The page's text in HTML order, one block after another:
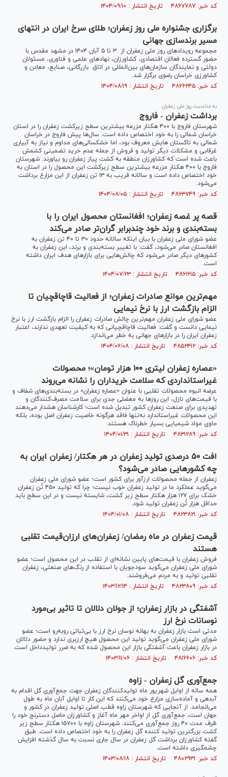
کد خبر: ۴۸۶۷۷۸۷ تاریخ انتشار : ۱۴۰۴/۰۹/۱۰
برگزاری جشنواره ملی روز زعفران؛ طلای سرخ ایران در انتهای
مسیر برند‌سازی جهانی
مجموعه رویداد‌های روز ملی زعفران از ۳ تا ۵ آبان ۱۴۰۴ در مشهد مقدس با
حضور گسترده فعالان اقتصادی، کشاورزان، نهاد‌های علمی و فناوری، مسئولان
دولتی و نمایندگان سازمان‌های بین‌المللی در اتاق بازرگانی، صنایع، معادن و
کشاورزی خراسان رضوی برگزار شد.
کد خبر: ۴۸۶۶۲۴۵ تاریخ انتشار : ۱۴۰۴/۰۸/۱۹
به مناسبت روز ملی زعفران
برداشت زعفران - فاروج
شهرستان فاروج با ۴۰۰ هکتار مزرعه بیشترین سطح زیرکشت زعفران را در استان
خراسان شمالی را به خود اختصاص داده است. سال‌ها پیش فاروج در خراسان
شمالی به تاکستان هایش معروف بود، اما خشکسالی‌های مداوم و نیاز به آبیاری
غرقابی و مشکلات دیگر تولید و فروش از جمله عدم خرید تضمینی کشمش
باعث شده است که کشاورزان منطقه به کشت پیاز زعفران رو بیاورند. شهرستان
فاروج با ۴۰۰ هکتار مزرعه بیشترین سطح زیرکشت این محصول را در استان به
خود اختصاص داده است و سالانه قریب به ۱۳ تن زعفران از این مزارع برداشت
می‌شود.
کد خبر: ۴۸۶۳۷۴۹ تاریخ انتشار : ۱۴۰۴/۰۸/۰۵
قصه پر غصه زعفران؛ افغانستان محصول ایران را با
بسته‌بندی و برند خود چندبرابر گران‌تر صادر می‌کند
عضو شورای ملی زعفران با بیان اینکه سالانه حدود ۳۰ تا ۴۰ تن زعفران به
افغانستان صادر می‌شود، گفت: با تغییر بسته‌بندی و برند، این زعفران به
کشور‌های دیگر صادر می‌شود که چالش‌هایی برای بازار‌های هدف ایران داشته
است.
کد خبر: ۴۸۶۱۶۱۵ تاریخ انتشار : ۱۴۰۴/۰۷/۲۳
مهم‌ترین موانع صادرات زعفران؛ از فعالیت قاچاقچیان تا
الزام بازگشت ارز با نرخ نیمایی
عضو شورای ملی زعفران مهم‌ترین چالش صادرات زعفران را الزام بازگشت ارز با نرخ
نیمایی دانست و گفت: فعالیت قاچاقچیانی که به کیفیت تعهدی ندارند، اعتبار
زعفران ایران را در بازارهای جهانی به خطر می‌اندازد.
کد خبر: ۴۸۵۲۴۱۲ تاریخ انتشار : ۱۴۰۴/۰۶/۰۸
«عصاره زعفران لیتری ۱۰۰ هزار تومان»؛ محصولات
غیراستانداردی که سلامت خریداران را نشانه می‌روند
عرضه انبوه محصولات تقلبی با عنوان «عصاره زعفران» در بسته‌بندی‌های شفاف و
با قیمت‌های نازل، این روز‌ها به معضلی جدی برای سلامت مصرف‌کنندگان و
تهدیدی برای صنعت زعفران کشور تبدیل شده است؛ کارشناسان هشدار می‌دهند
این محصولات غیراستاندارد نه‌تنها فاقد هرگونه خاصیت زعفران اصل بوده، بلکه
حاوی مواد شیمیایی بسیار خطرناک هستند.
کد خبر: ۴۸۳۱۲۸۹ تاریخ انتشار : ۱۴۰۴/۰۱/۳۱
افت ۵۰ درصدی تولید زعفران در هر هکتار/ زعفران ایران به
چه کشور‌هایی صادر می‌شود؟
زعفران از جمله محصولات ارزآور برای کشور است؛ عضو شورای ملی زعفران
می‌گوید عملکرد ما در تولید زعفران خوب نیست؛ چرا که تولید ۴۵۰ تُن زعفران
خشک برای ۱۲۷ هزار هکتار سطح زیر کشت، شایسته نیست و در این سطح باید
حداقل هزار تُن زعفران تولید شود.
کد خبر: ۴۸۲۳۸۲۱ تاریخ انتشار : ۱۴۰۴/۰۱/۰۸
قیمت زعفران در ماه رمضان/ زعفران‌های ارزان‌قیمت تقلبی
هستند
فروش زعفران با قیمت‌های پایین نشانه‌ای از تقلب در این محصول است؛ عضو
شورای ملی زعفران می‌گوید سودجویان با استفاده از رنگ‌های صنعتی، زعفران
تقلبی تولید و به مردم می‌فروشند.
کد خبر: ۴۸۲۳۸۰۹ تاریخ انتشار : ۱۴۰۳/۱۲/۱۴
آشفتگی در بازار زعفران؛ از جولان دلالان تا تاثیر بی‌مورد
نوسانات نرخ ارز
مدتی است بازار زعفران به بهانه نوسان نرخ ارز با بی‌ثباتی روبه‌رو است؛ عضو
شورای ملی زعفران می‌گوید تولید این محصول هیچ ارزبری ندارد و حضور دلالان
در بازار زعفران باعث آشفتگی بازار این محصول شده که به ضرر تولیدداخل است.
کد خبر: ۴۸۱۶۶۰۶ تاریخ انتشار : ۱۴۰۳/۱۱/۰۶
جمع‌آوری گل زعفران - زاوه
همه ساله از اوایل شهریور ماه تولید‌کنندگان زعفران جهت جمع‌آوری گل اقدام به
آبدهی و آماده‌سازی مزارع خود می‌کنند که این کار تا اوایل آبان ماه به طول
می‌انجامد. از آنجایی که شهرستان زاوه قطب اصلی تولید زعفران در کشور و
جهان است، جمع‌آوری گل از اواخر مهر ماه آغاز و کشاورزان حاصل دسترنج خود را
ظرف مدت ۴۰ روز جمع‌آوری می‌کنند. شهرستان زاوه با ۱۵۷۰۰ هکتار سطح زیر
کشت بزرگترین تولید کننده گل زعفران را به خود اختصاص داده است. طبق
گفته کشاورزان برداشت گل زعفران در سال جاری نسبت به سال گذشته افزایش
چشمگیری داشته است.
کد خبر: ۴۸۰۲۹۳۱ تاریخ انتشار : ۱۴۰۳/۰۸/۱۸